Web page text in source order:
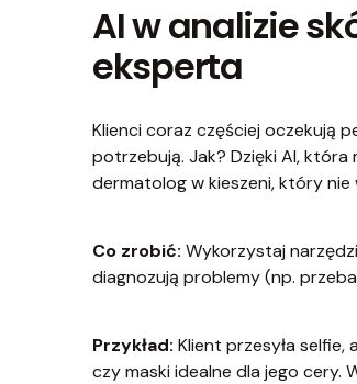
AI w analizie
eksperta
Klienci coraz częściej oczekują
potrzebują. Jak? Dzięki AI,
dermatolog w kieszeni, który
Co zrobić: Wykorzystaj
diagnozują problemy (np.
Przykład: Klient przesyła selfie,
czy maski idealne dla jego cery.